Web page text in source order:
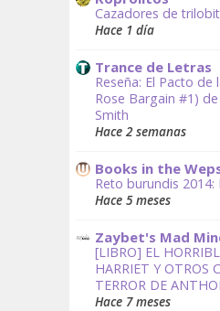
Cazadores de
Hace 1 día
Trance de Letras
Reseña: El Pacto de
Rose Bargain #1)
Smith
Hace 2 semanas
Books in the
Reto burundis 2014:
Hace 5 meses
Zaybet's Mad
[LIBRO] EL
HARRIET Y OTROS
TERROR DE
Hace 7 meses